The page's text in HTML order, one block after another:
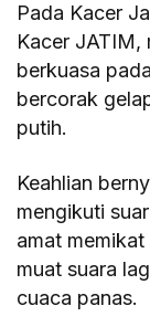
Pada Kacer
Kacer JATIM,
berkuasa
bercorak
putih.
Keahlian
mengikuti
amat
muat suara
cuaca panas.